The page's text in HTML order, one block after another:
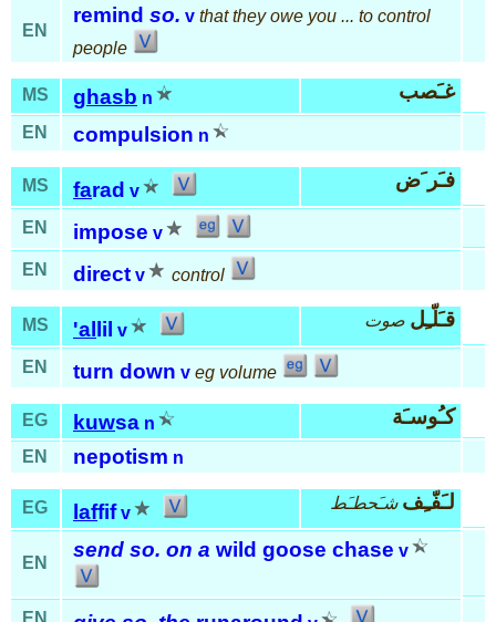
EN
remind so. v that they owe you ... to control
people
MS ghasb n غـَصب
EN compulsion n
MS farad v فـَر َض
EN impose v
EN
direct v control
MS 'al lil v قـَلّـِل صوت
EN turn down v eg volume
EG kuwsa n كـُوسـَة
EN nepotism n
EG laffif v لـَفّـِف شـَحطـَط
EN
send so. on a wild goose chase v